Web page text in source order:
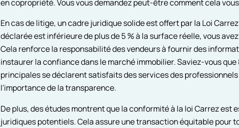
en copropriété. Vous vous demandez peut-être comment cela
En cas de litige, un cadre juridique solide est offert par la Loi
déclarée est inférieure de plus de 5 % à la surface réelle, vous
Cela renforce la responsabilité des vendeurs à fournir des
instaurer la confiance dans le marché immobilier. Saviez-vous
principales se déclarent satisfaits des services des
l'importance de la transparence.
De plus, des études montrent que la conformité à la loi Carrez est
juridiques potentiels. Cela assure une transaction équitable pour